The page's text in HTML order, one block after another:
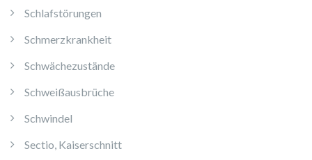
Schlafstörungen
Schmerzkrankheit
Schwächezustände
Schweißausbrüche
Schwindel
Sectio, Kaiserschnitt